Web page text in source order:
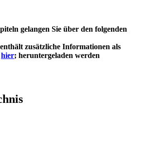
gelangen Sie über den folgenden
zusätzliche Informationen als
hier; heruntergeladen werden